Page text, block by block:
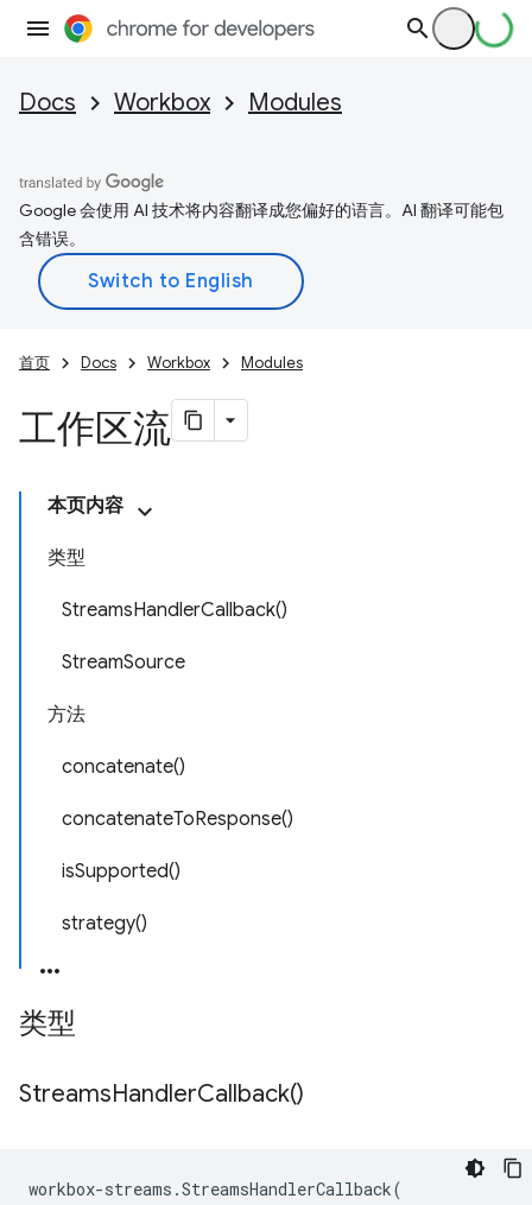
Docs Workbox Modules
Google 会使用 AI 技术将内容翻译成您偏好的语言。AI 翻译可能包
含错误。
首页 Docs Workbox Modules
工作区流
本页内容
类型
StreamsHandlerCallback()
StreamSource
方法
concatenate()
concatenateToResponse()
isSupported()
strategy()
类型
StreamsHandlerCallback()
workbox-streams .StreamsHandlerCallback(